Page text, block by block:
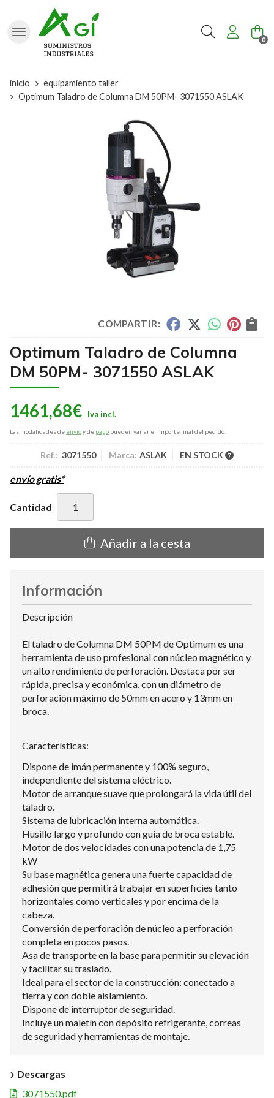
Buscar 0
inicio
equipamiento taller
Optimum Taladro de Columna DM 50PM- 3071550 ASLAK
COMPARTIR:
Optimum Taladro de Columna
DM 50PM- 3071550 ASLAK
1461,68€
Las modalidades de envíoy de pago pueden variar el importe final del pedido.
Ref.: 3071550 Marca: ASLAK EN STOCK
envío gratis*
Cantidad
Añadir a la cesta
Información
Descripción
El taladro de Columna DM 50PM de Optimum es una
herramienta de uso profesional con núcleo magnético y
un alto rendimiento de perforación. Destaca por ser
rápida, precisa y económica, con un diámetro de
perforación máximo de 50mm en acero y 13mm en
broca.
Características:
Dispone de imán permanente y 100% seguro,
independiente del sistema eléctrico.
Motor de arranque suave que prolongará la vida útil del
taladro.
Sistema de lubricación interna automática.
Husillo largo y profundo con guía de broca estable.
Motor de dos velocidades con una potencia de 1,75
kW
Su base magnética genera una fuerte capacidad de
adhesión que permitirá trabajar en superficies tanto
horizontales como verticales y por encima de la
cabeza.
Conversión de perforación de núcleo a perforación
completa en pocos pasos.
Asa de transporte en la base para permitir su elevación
y facilitar su traslado.
Ideal para el sector de la construcción: conectado a
tierra y con doble aislamiento.
Dispone de interruptor de seguridad.
Incluye un maletín con depósito refrigerante, correas
de seguridad y herramientas de montaje.
Descargas
3071550.pdf